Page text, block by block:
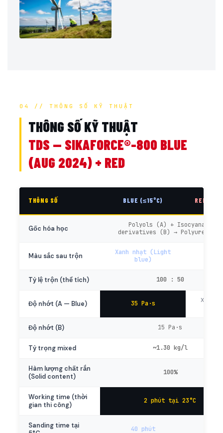
04 // THÔNG SỐ KỸ THUẬT
THÔNG SỐ KỸ THUẬT
TDS — SIKAFORCE®-800 BLUE
(AUG 2024) + RED
THÔNG SỐ BLUE (≤15°C) RED
Gốc hóa học
Polyols (A) + Isocyanate
derivatives (B) → Polyurethane
Màu sắc sau trộn
Xanh nhạt (Light
blue)
Tỷ lệ trộn (thể tích) 100 : 50
Độ nhớt (A — Blue) 35 Pa·s
Xem
Độ nhớt (B) 15 Pa·s
Tỷ trọng mixed ~1.30 kg/l
Hàm lượng chất rắn
(Solid content)
100%
Working time (thời
gian thi công)
2 phút tại 23°C
Sanding time tại
40 phút